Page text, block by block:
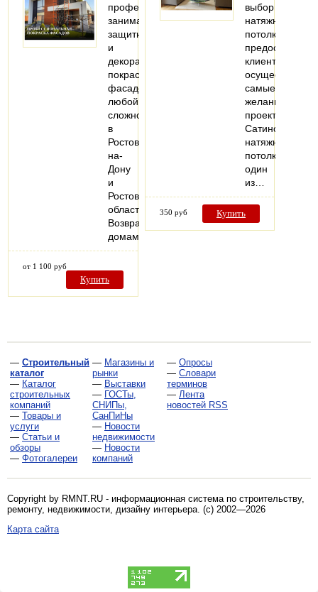
профессионально
занимается
защитной
и
декоративной
покраской
фасадов
любой
сложности
в
Ростове-
на-
Дону
и
Ростовской
области.
Возвращаем
домам…
от 1 100 руб
Купить
выбор
натяжных
потолков
предоставляет
клиенту
осуществить
самые
желанные
проекты.
Сатиновые
натяжные
потолки-
один
из…
350 руб Купить
— Строительный
каталог
— Каталог
строительных
компаний
— Товары и
услуги
— Статьи и
обзоры
— Фотогалереи
— Магазины и
рынки
— Выставки
— ГОСТы,
СНИПы,
СанПиНы
— Новости
недвижимости
— Новости
компаний
— Опросы
— Словари
терминов
— Лента
новостей RSS
Copyright by RMNT.RU - информационная система по строительству,
ремонту, недвижимости, дизайну интерьера. (c) 2002—2026
Карта сайта